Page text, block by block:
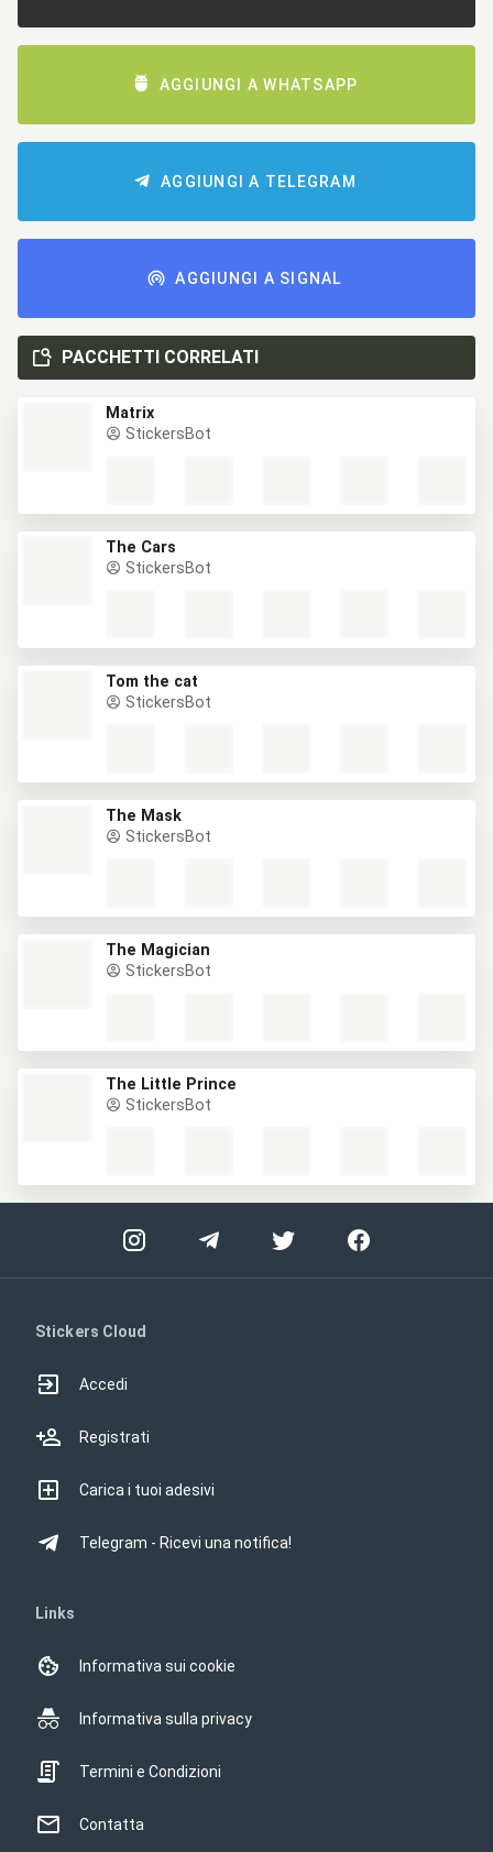
AGGIUNGI A WHATSAPP
AGGIUNGI A TELEGRAM
AGGIUNGI A SIGNAL
PACCHETTI CORRELATI
Matrix
StickersBot
The Cars
StickersBot
Tom the cat
StickersBot
The Mask
StickersBot
The Magician
StickersBot
The Little Prince
StickersBot
Stickers Cloud
Accedi
Registrati
Carica i tuoi adesivi
Telegram - Ricevi una notifica!
Links
Informativa sui cookie
Informativa sulla privacy
Termini e Condizioni
Contatta